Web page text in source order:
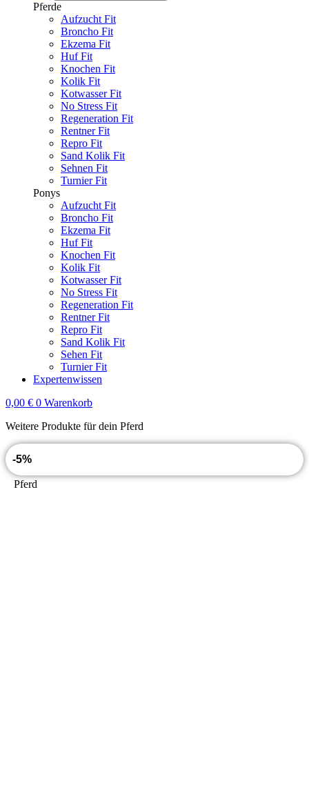
Pferde
Aufzucht Fit
Broncho Fit
Ekzema Fit
Huf Fit
Knochen Fit
Kolik Fit
Kotwasser Fit
No Stress Fit
Regeneration Fit
Rentner Fit
Repro Fit
Sand Kolik Fit
Sehnen Fit
Turnier Fit
Ponys
Aufzucht Fit
Broncho Fit
Ekzema Fit
Huf Fit
Knochen Fit
Kolik Fit
Kotwasser Fit
No Stress Fit
Regeneration Fit
Rentner Fit
Repro Fit
Sand Kolik Fit
Sehen Fit
Turnier Fit
Expertenwissen
0,00 € 0 Warenkorb
Weitere Produkte für dein Pferd
-5%
Pferd